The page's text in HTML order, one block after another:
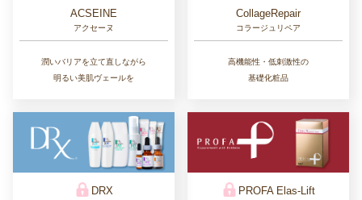
ACSEINE
アクセーヌ
潤いバリアを立て直しながら
明るい美肌ヴェールを
CollageRepair
コラージュリペア
高機能性・低刺激性の
基礎化粧品
DRX PROFA Elas-Lift